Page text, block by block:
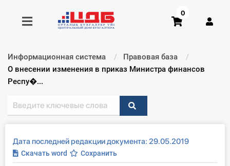
Получить консультацию
Главная ИС
Формы
0
Информационная система
Правовая база
Текущий:
О внесении изменения в приказ Министра финансов
Респу�...
Дата последней редакции документа: 29.05.2019
Скачать word Сохранить